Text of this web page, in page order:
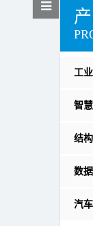
工
智
结
数
汽